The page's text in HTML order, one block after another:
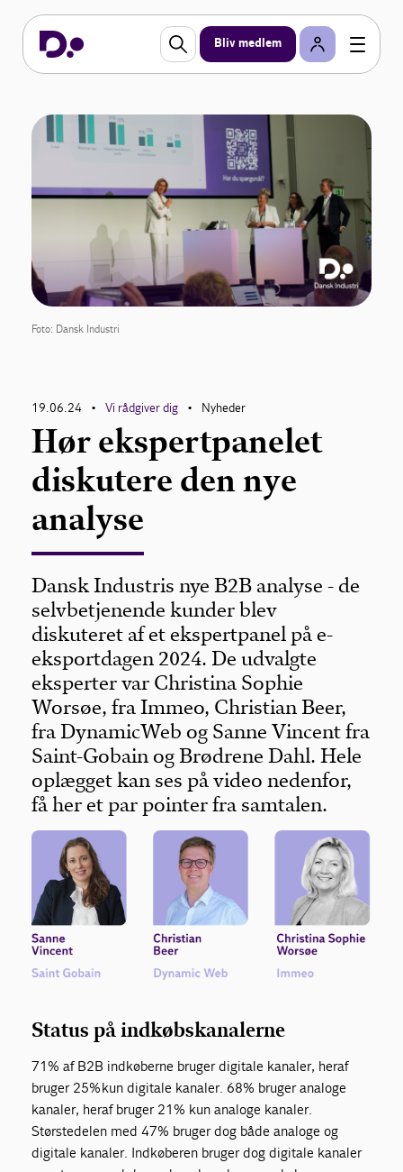
Bliv medlem
Foto: Dansk Industri
19.06.24 • Vi rådgiver dig • Nyheder
Hør ekspertpanelet
diskutere den nye
analyse
Dansk Industris nye B2B analyse - de
selvbetjenende kunder blev
diskuteret af et ekspertpanel på e-
eksportdagen 2024. De udvalgte
eksperter var Christina Sophie
Worsøe, fra Immeo, Christian Beer,
fra DynamicWeb og Sanne Vincent fra
Saint-Gobain og Brødrene Dahl. Hele
oplægget kan ses på video nedenfor,
få her et par pointer fra samtalen.
Status på indkøbskanalerne
71% af B2B indkøberne bruger digitale kanaler, heraf
bruger 25%kundigitale kanaler. 68% bruger analoge
kanaler, heraf bruger 21% kun analoge kanaler.
Størstedelen med 47% bruger dog både analoge og
digitale kanaler. Indkøberen bruger dog digitale kanaler